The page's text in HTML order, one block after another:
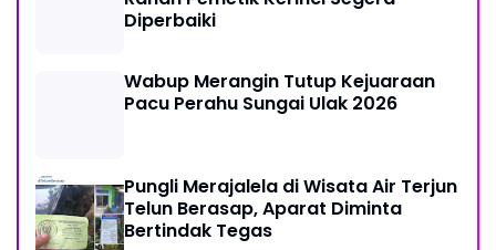
Diperbaiki
Wabup Merangin Tutup Kejuaraan
Pacu Perahu Sungai Ulak 2026
Pungli Merajalela di Wisata Air Terjun
Telun Berasap, Aparat Diminta
Bertindak Tegas